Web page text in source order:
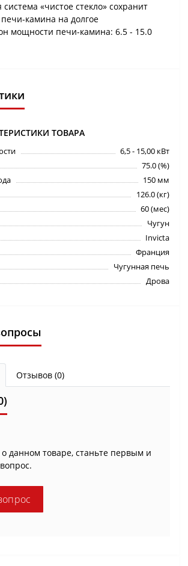
«чистое стекло» сохранит
печи-камина на долгое
мощности печи-камина: 6.5 - 15.0
ТОВАРА
6,5 - 15,00 кВт
75.0 (%)
150 мм
126.0 (кг)
60 (мес)
Чугун
Invicta
Франция
Чугунная печь
Дрова
Отзывов (0)
данном товаре, станьте первым и